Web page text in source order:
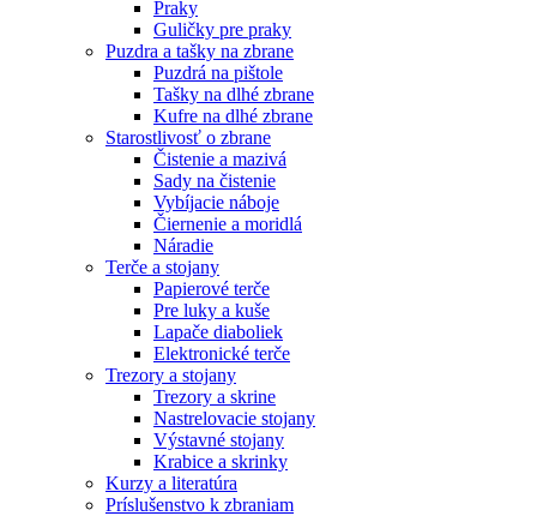
Praky
Guličky pre praky
Puzdra a tašky na zbrane
Puzdrá na pištole
Tašky na dlhé zbrane
Kufre na dlhé zbrane
Starostlivosť o zbrane
Čistenie a mazivá
Sady na čistenie
Vybíjacie náboje
Čiernenie a moridlá
Náradie
Terče a stojany
Papierové terče
Pre luky a kuše
Lapače diaboliek
Elektronické terče
Trezory a stojany
Trezory a skrine
Nastrelovacie stojany
Výstavné stojany
Krabice a skrinky
Kurzy a literatúra
Príslušenstvo k zbraniam